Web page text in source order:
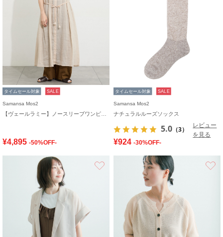
タイムセール対象 SALE
Samansa Mos2
¥4,895 -50%OFF-
タイムセール対象 SALE
Samansa Mos2
ナチュラルルーズソックス
5.0 （3）
レビュー
を見る
¥924 -30%OFF-